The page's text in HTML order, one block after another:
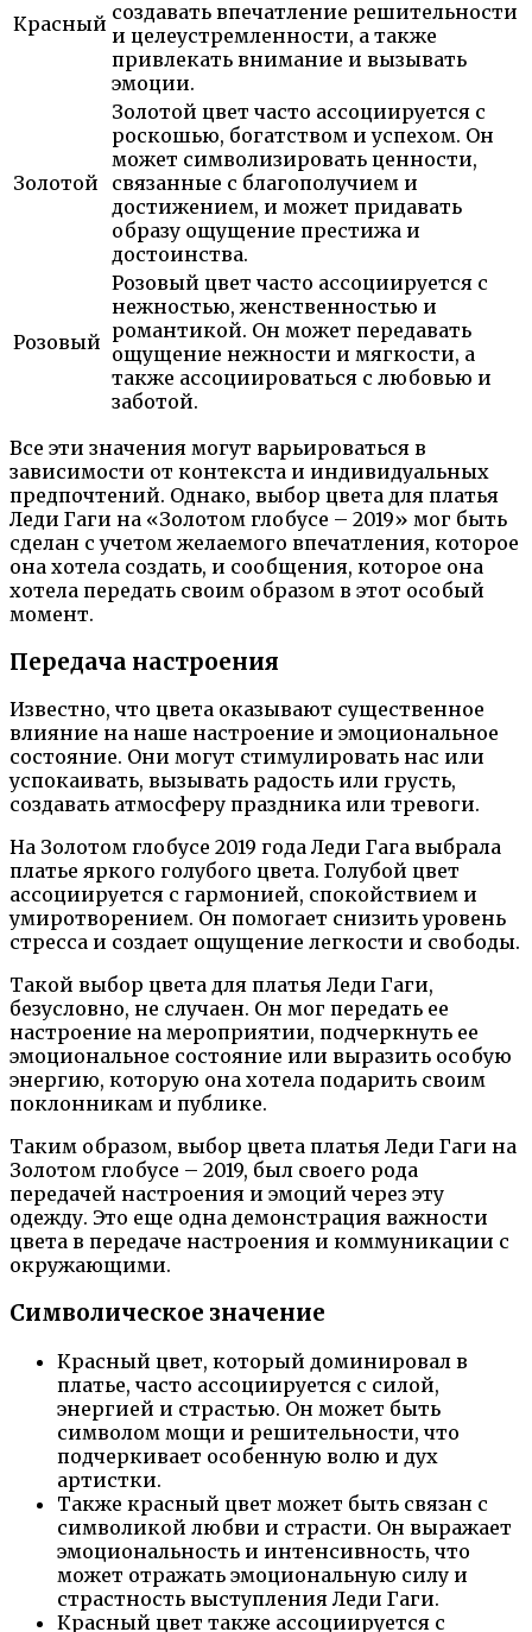
Красный создавать впечатление решительности
и целеустремленности, а также
привлекать внимание и вызывать
эмоции.
Золотой
Золотой цвет часто ассоциируется с
роскошью, богатством и успехом. Он
может символизировать ценности,
связанные с благополучием и
достижением, и может придавать
образу ощущение престижа и
достоинства.
Розовый
Розовый цвет часто ассоциируется с
нежностью, женственностью и
романтикой. Он может передавать
ощущение нежности и мягкости, а
также ассоциироваться с любовью и
заботой.
Все эти значения могут варьироваться в
зависимости от контекста и индивидуальных
предпочтений. Однако, выбор цвета для платья
Леди Гаги на «Золотом глобусе – 2019» мог быть
сделан с учетом желаемого впечатления, которое
она хотела создать, и сообщения, которое она
хотела передать своим образом в этот особый
момент.
Передача настроения
Известно, что цвета оказывают существенное
влияние на наше настроение и эмоциональное
состояние. Они могут стимулировать нас или
успокаивать, вызывать радость или грусть,
создавать атмосферу праздника или тревоги.
На Золотом глобусе 2019 года Леди Гага выбрала
платье яркого голубого цвета. Голубой цвет
ассоциируется с гармонией, спокойствием и
умиротворением. Он помогает снизить уровень
стресса и создает ощущение легкости и свободы.
Такой выбор цвета для платья Леди Гаги,
безусловно, не случаен. Он мог передать ее
настроение на мероприятии, подчеркнуть ее
эмоциональное состояние или выразить особую
энергию, которую она хотела подарить своим
поклонникам и публике.
Таким образом, выбор цвета платья Леди Гаги на
Золотом глобусе – 2019, был своего рода
передачей настроения и эмоций через эту
одежду. Это еще одна демонстрация важности
цвета в передаче настроения и коммуникации с
окружающими.
Символическое значение
Красный цвет, который доминировал в
платье, часто ассоциируется с силой,
энергией и страстью. Он может быть
символом мощи и решительности, что
подчеркивает особенную волю и дух
артистки.
Также красный цвет может быть связан с
символикой любви и страсти. Он выражает
эмоциональность и интенсивность, что
может отражать эмоциональную силу и
страстность выступления Леди Гаги.
Красный цвет также ассоциируется с